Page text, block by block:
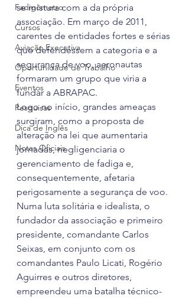
Fadigômetro
Cursos
Aviação Executiva
Oportunidade de Trabalho
Eventos
Pesquisas
Dica de Inglês
Notas Oficiais
se mistura com a da própria
associação. Em março de 2011,
carentes de entidades fortes e sérias
que defendessem a categoria e a
segurança de voo, aeronautas
formaram um grupo que viria a
fundar a ABRAPAC.
Logo no início, grandes ameaças
surgiram, como a proposta de
alteração na lei que aumentaria
jornadas, negligenciaria o
gerenciamento de fadiga e,
consequentemente, afetaria
perigosamente a segurança de voo.
Numa luta solitária e idealista, o
fundador da associação e primeiro
presidente, comandante Carlos
Seixas, em conjunto com os
comandantes Paulo Licati, Rogério
Aguirres e outros diretores,
empreendeu uma batalha técnico-